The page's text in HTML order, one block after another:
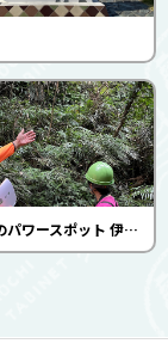
神秘と癒しのパワースポット 伊尾木洞のふしぎ発見（安芸市観光協会）